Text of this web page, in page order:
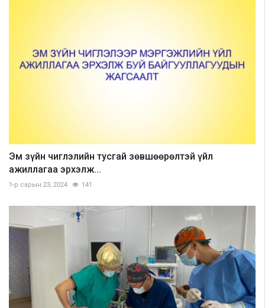
Эм зүйн чиглэлийн тусгай зөвшөөрөлтэй үйл
ажиллагаа эрхэлж...
1-р сарын 23, 2024 141